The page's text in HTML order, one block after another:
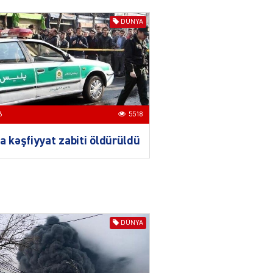
aparır
04.08.2026 4912
Prezident Gömrük
Məcəlləsində dəyişikliyi
TƏSDİQLƏDİ
04.08.2026 5507
Ermənistanın taleyi BU
TARİXDƏ həll olunacaq
04.08.2026
DÜNYA
5518
kəşfiyyat zabiti öldürüldü
DÜNYA